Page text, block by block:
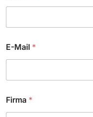
E-Mail *
i
r
Firma *